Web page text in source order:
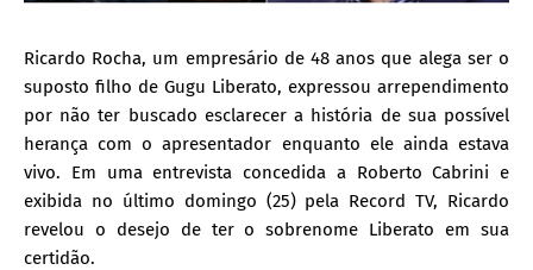
Ricardo Rocha, um empresário de 48 anos que alega ser o
suposto filho de Gugu Liberato, expressou arrependimento
por não ter buscado esclarecer a história de sua possível
herança com o apresentador enquanto ele ainda estava
vivo. Em uma entrevista concedida a Roberto Cabrini e
exibida no último domingo (25) pela Record TV, Ricardo
revelou o desejo de ter o sobrenome Liberato em sua
certidão.